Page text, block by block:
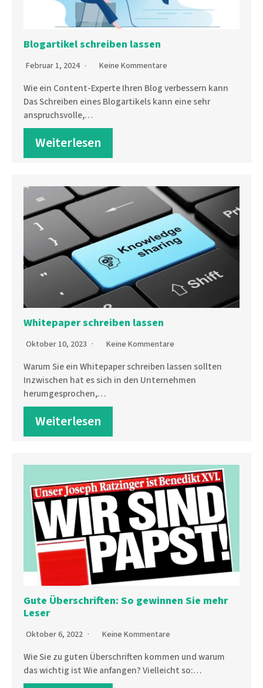
Blogartikel schreiben lassen
Februar 1, 2024 Keine Kommentare
Wie ein Content-Experte Ihren Blog verbessern kann
Das Schreiben eines Blogartikels kann eine sehr
anspruchsvolle,…
Weiterlesen
Whitepaper schreiben lassen
Oktober 10, 2023 Keine Kommentare
Warum Sie ein Whitepaper schreiben lassen sollten
Inzwischen hat es sich in den Unternehmen
herumgesprochen,…
Weiterlesen
Gute Überschriften: So gewinnen Sie mehr
Leser
Oktober 6, 2022 Keine Kommentare
Wie Sie zu guten Überschriften kommen und warum
das wichtig ist Wie anfangen? Vielleicht so:…